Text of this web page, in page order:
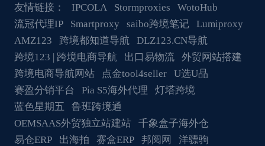
友情链接： IPCOLA Stormproxies
WotoHub
流冠代理IP
Smartproxy saibo跨境笔记
Lumiproxy
AMZ123
跨境都知道导航
DLZ123.CN导航
跨境123 | 跨境电商导航
出口易物流
外贸网站搭建
跨境电商导航网站
点金tool4seller
U选U品
赛盈分销平台
Pia S5海外代理
灯塔跨境
蓝色星期五
鲁班跨境通
OEMSAAS外贸独立站建站
千象盒子海外仓
易仓ERP
出海拍 赛盒ERP 邦阅网
洋骠驹